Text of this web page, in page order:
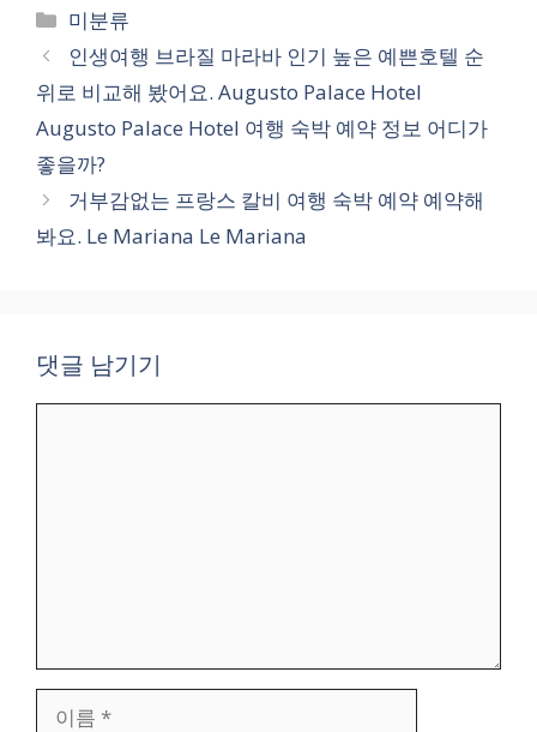
카
테
고
리
미분류
인생여행 브라질 마라바 인기 높은 예쁜호텔 순
위로 비교해 봤어요. Augusto Palace Hotel
Augusto Palace Hotel 여행 숙박 예약 정보 어디가
좋을까?
거부감없는 프랑스 칼비 여행 숙박 예약 예약해
봐요. Le Mariana Le Mariana
댓글 남기기